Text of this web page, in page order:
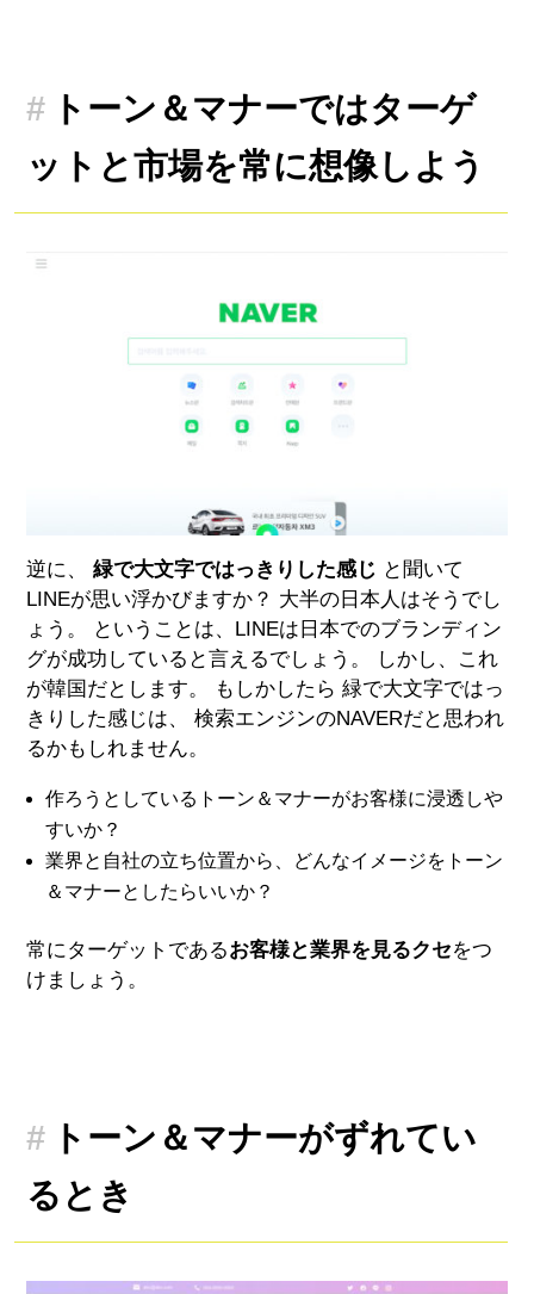
トーン＆マナーではターゲ
ットと市場を常に想像しよう
逆に、緑で大文字ではっきりした感じ と聞いて
LINEが思い浮かびますか？ 大半の日本人はそうでし
ょう。 ということは、LINEは日本でのブランディン
グが成功していると言えるでしょう。 しかし、これ
が韓国だとします。 もしかしたら 緑で大文字ではっ
きりした感じは、 検索エンジンのNAVERだと思われ
るかもしれません。
作ろうとしているトーン＆マナーがお客様に浸透しや
すいか？
業界と自社の立ち位置から、どんなイメージをトーン
＆マナーとしたらいいか？
常にターゲットであるお客様と業界を見るクセをつ
けましょう。
トーン＆マナーがずれてい
るとき